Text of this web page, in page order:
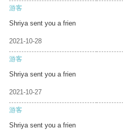
游客
Shriya sent you a frien
2021-10-28
游客
Shriya sent you a frien
2021-10-27
游客
Shriya sent you a frien